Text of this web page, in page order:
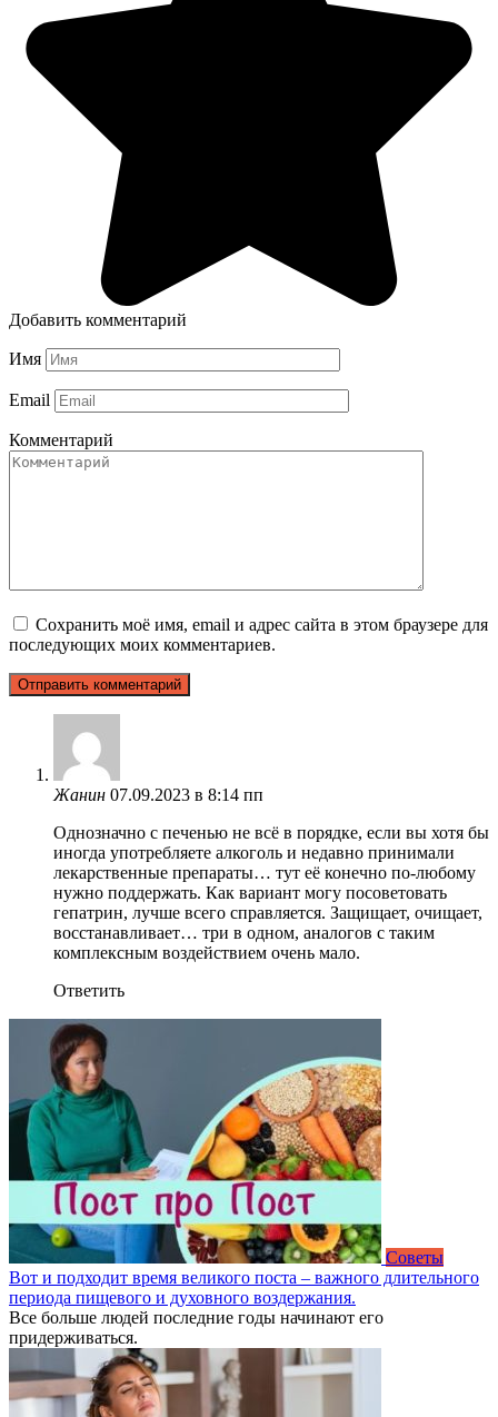
Добавить комментарий
Имя
Email
Комментарий
Сохранить моё имя, email и адрес сайта в этом браузере для
последующих моих комментариев.
Жанин 07.09.2023 в 8:14 пп
Однозначно с печенью не всё в порядке, если вы хотя бы
иногда употребляете алкоголь и недавно принимали
лекарственные препараты… тут её конечно по-любому
нужно поддержать. Как вариант могу посоветовать
гепатрин, лучше всего справляется. Защищает, очищает,
восстанавливает… три в одном, аналогов с таким
комплексным воздействием очень мало.
Ответить
Советы
Вот и подходит время великого поста – важного длительного
периода пищевого и духовного воздержания.
Все больше людей последние годы начинают его
придерживаться.